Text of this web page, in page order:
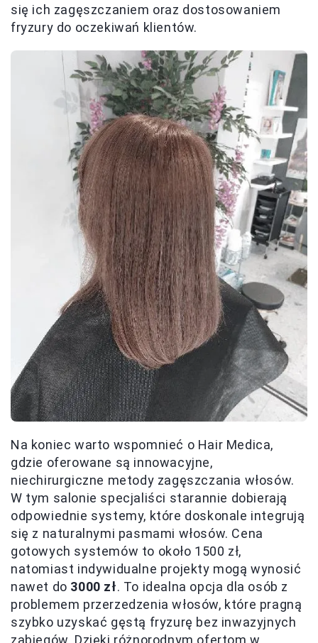
się ich zagęszczaniem oraz dostosowaniem
fryzury do oczekiwań klientów.
Na koniec warto wspomnieć o Hair Medica,
gdzie oferowane są innowacyjne,
niechirurgiczne metody zagęszczania włosów.
W tym salonie specjaliści starannie dobierają
odpowiednie systemy, które doskonale integrują
się z naturalnymi pasmami włosów. Cena
gotowych systemów to około 1500 zł,
natomiast indywidualne projekty mogą wynosić
nawet do 3000 zł. To idealna opcja dla osób z
problemem przerzedzenia włosów, które pragną
szybko uzyskać gęstą fryzurę bez inwazyjnych
zabiegów. Dzięki różnorodnym ofertom w